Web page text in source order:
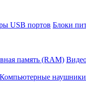
USB портов Блоки
память (RAM)
Компьютерные